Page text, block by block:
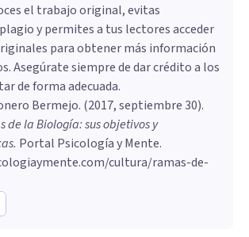
el trabajo original, evitas
y permites a tus lectores acceder
para obtener más información
Asegúrate siempre de dar crédito a los
de forma adecuada.
Bermejo. (2017, septiembre 30).
de la Biología: sus objetivos y
. Portal Psicología y Mente.
cultura/ramas-de-